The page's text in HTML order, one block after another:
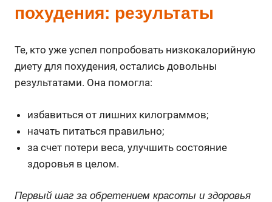
похудения: результаты
Те, кто уже успел попробовать низкокалорийную
диету для похудения, остались довольны
результатами. Она помогла:
избавиться от лишних килограммов;
начать питаться правильно;
за счет потери веса, улучшить состояние
здоровья в целом.
Первый шаг за обретением красоты и здоровья